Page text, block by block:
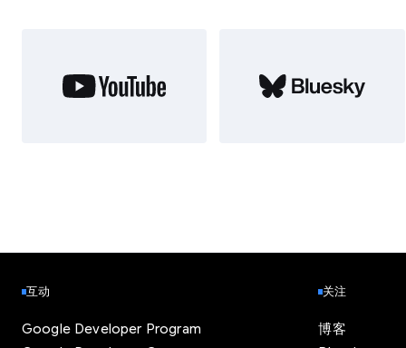
互动
Google Developer Program
关注
博客